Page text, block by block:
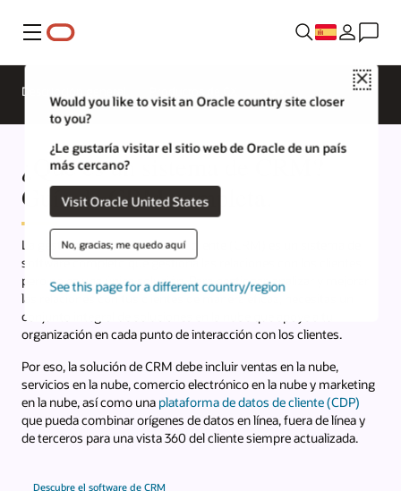
Menú
Close
Would you like to visit an Oracle country site closer
to you?
¿Le gustaría visitar el sitio web de Oracle de un país
más cercano?
Visit Oracle United States
No, gracias; me quedo aquí
See this page for a different country/region
Descripción general
¿Qué es un sistema de CRM?
Guía de CRM completa.
La gestión de relaciones con el cliente (CRM) es un sistema de
software completo que gestiona las relaciones con los clientes,
pero no es una única solución. Para gestionar, analizar y mejorar
las relaciones con tus clientes de manera eficaz, necesitas un
conjunto integral de soluciones en la nube que apoye a tu
organización en cada punto de interacción con los clientes.
Por eso, la solución de CRM debe incluir ventas en la nube,
servicios en la nube, comercio electrónico en la nube y marketing
en la nube, así como una plataforma de datos de cliente (CDP)
que pueda combinar orígenes de datos en línea, fuera de línea y
de terceros para una vista 360 del cliente siempre actualizada.
Descubre el software de CRM